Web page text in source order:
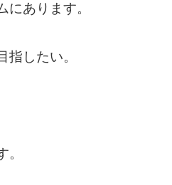
あります。
したい。